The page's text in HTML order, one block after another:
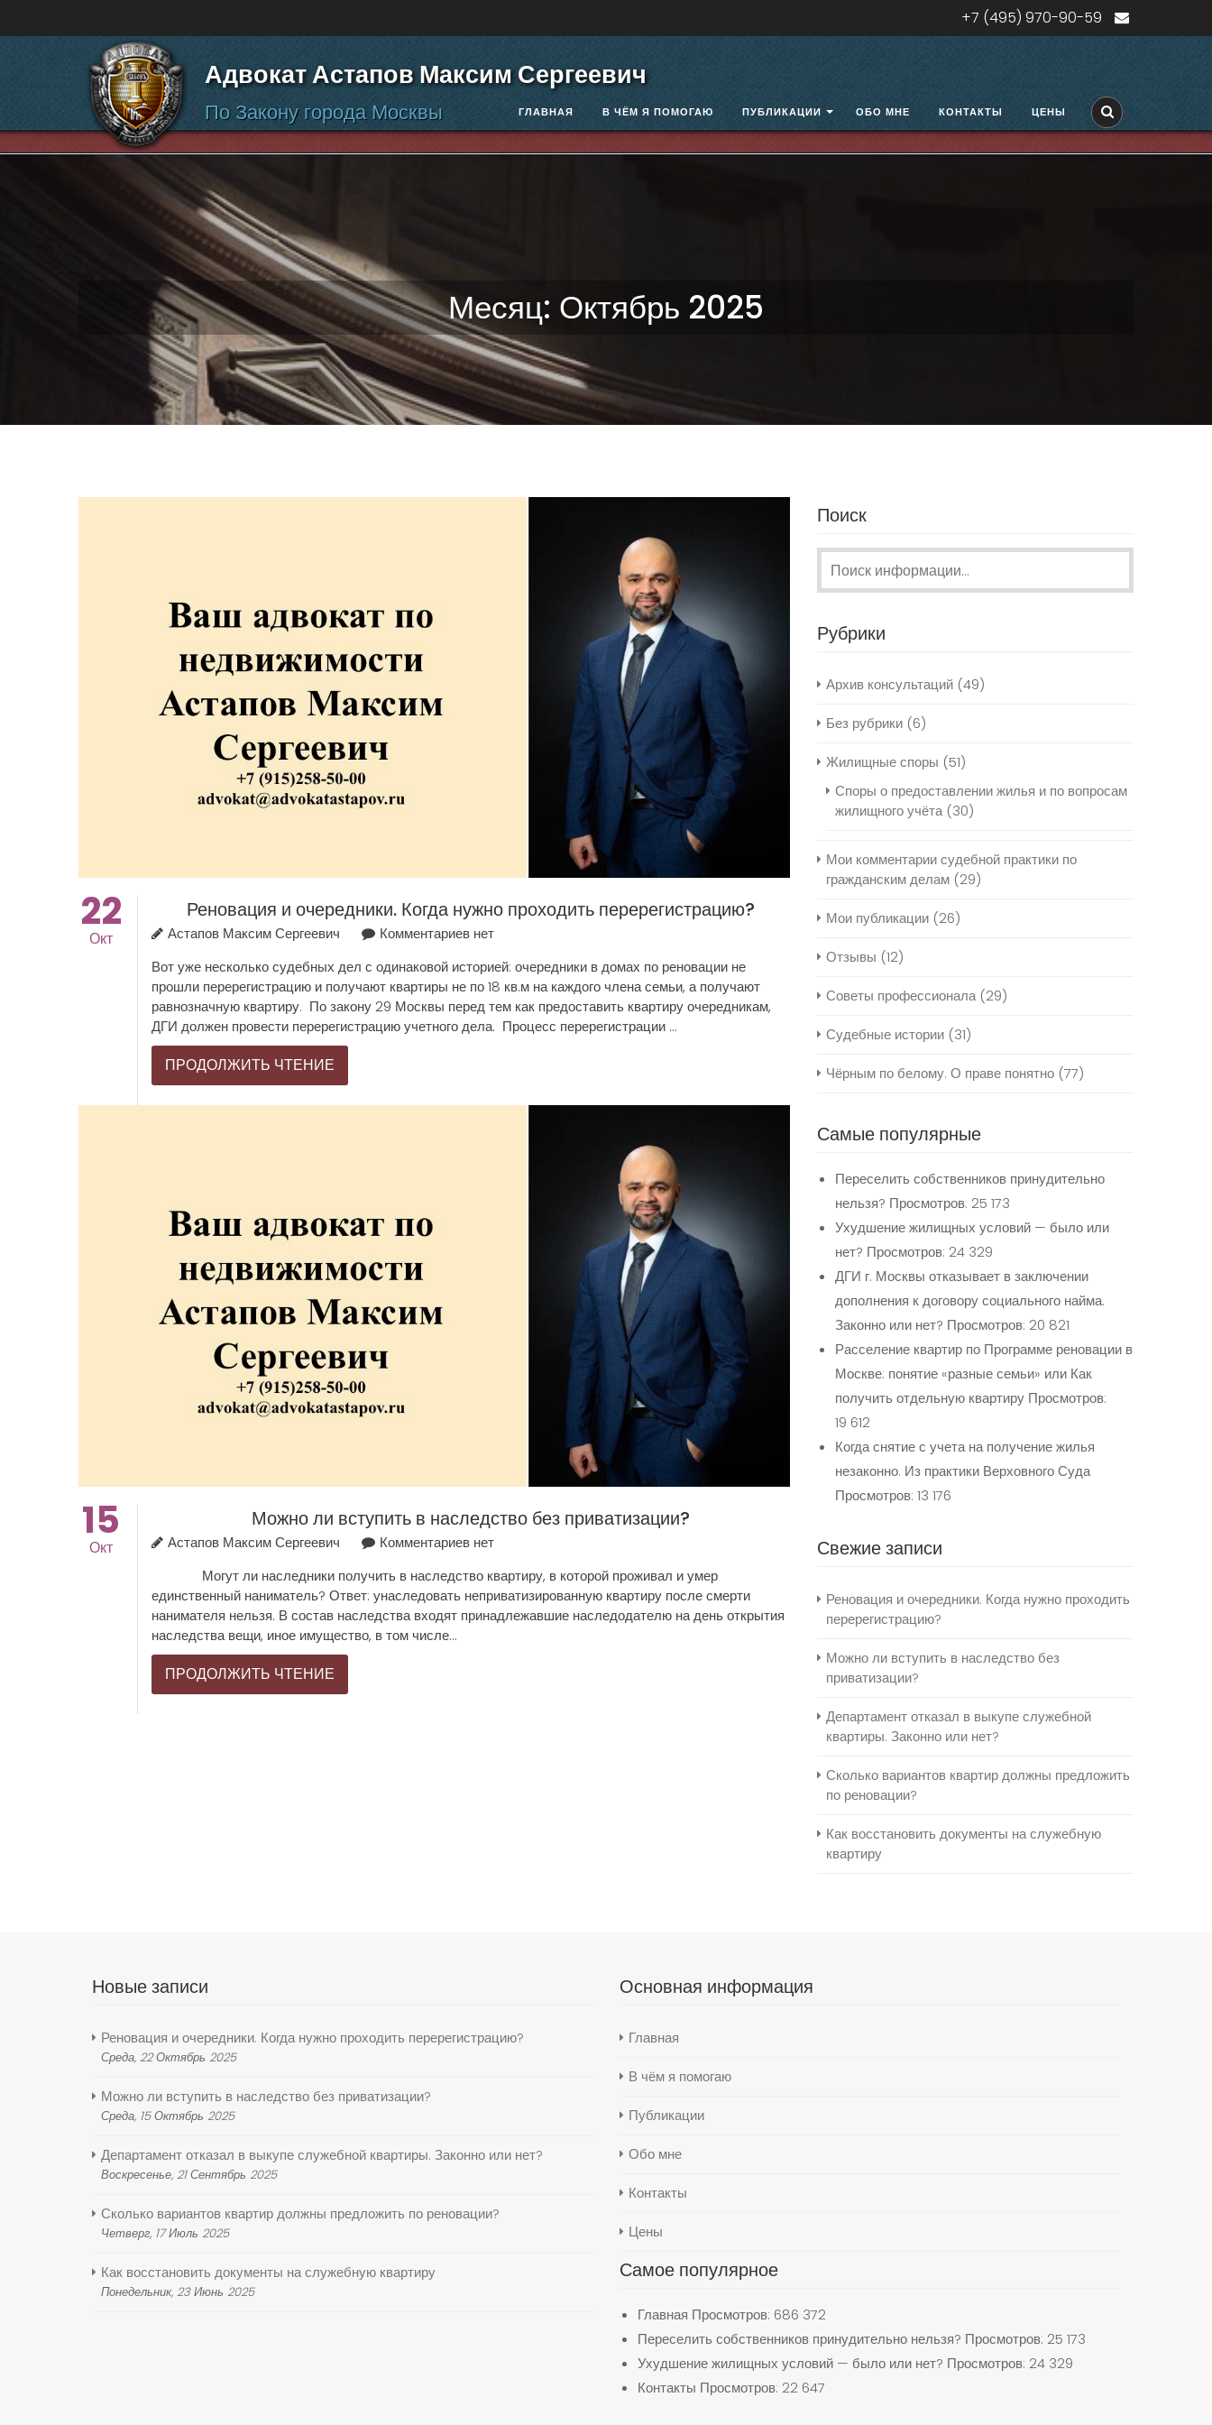
+7 (495) 970-90-59
Адвокат Астапов Максим Сергеевич
По Закону города Москвы ГЛАВНАЯ В ЧЁМ Я ПОМОГАЮ ПУБЛИКАЦИИ ОБО МНЕ КОНТАКТЫ ЦЕНЫ
Месяц: Октябрь 2025
22
Окт
Реновация и очередники. Когда нужно проходить перерегистрацию?
Астапов Максим Сергеевич
Комментариев нет
Вот уже несколько судебных дел с одинаковой историей: очередники в домах по реновации не
прошли перерегистрацию и получают квартиры не по 18 кв.м на каждого члена семьи, а получают
равнозначную квартиру. По закону 29 Москвы перед тем как предоставить квартиру очередникам,
ДГИ должен провести перерегистрацию учетного дела. Процесс перерегистрации ...
ПРОДОЛЖИТЬ ЧТЕНИЕ
15
Окт
Можно ли вступить в наследство без приватизации?
Астапов Максим Сергеевич
Комментариев нет
Могут ли наследники получить в наследство квартиру, в которой проживал и умер
единственный наниматель? Ответ: унаследовать неприватизированную квартиру после смерти
нанимателя нельзя. В состав наследства входят принадлежавшие наследодателю на день открытия
наследства вещи, иное имущество, в том числе...
ПРОДОЛЖИТЬ ЧТЕНИЕ
Поиск
Рубрики
Архив консультаций (49)
Без рубрики (6)
Жилищные споры (51)
Споры о предоставлении жилья и по вопросам
жилищного учёта(30)
Мои комментарии судебной практики по
гражданским делам (29)
Мои публикации (26)
Отзывы (12)
Советы профессионала(29)
Судебные истории (31)
Чёрным по белому. О праве понятно (77)
Самые популярные
Переселить собственников принудительно
нельзя? Просмотров: 25 173
Ухудшение жилищных условий — было или
нет? Просмотров: 24 329
ДГИ г. Москвы отказывает в заключении
дополнения к договору социального найма.
Законно или нет? Просмотров: 20 821
Расселение квартир по Программе реновации в
Москве: понятие «разные семьи» или Как
получить отдельную квартиру Просмотров:
19 612
Когда снятие с учета на получение жилья
незаконно. Из практики Верховного Суда
Просмотров: 13 176
Свежие записи
Реновация и очередники. Когда нужно проходить
перерегистрацию?
Можно ли вступить в наследство без
приватизации?
Департамент отказал в выкупе служебной
квартиры. Законно или нет?
Сколько вариантов квартир должны предложить
по реновации?
Как восстановить документы на служебную
квартиру
Новые записи
Реновация и очередники. Когда нужно проходить перерегистрацию?
Среда, 22 Октябрь 2025
Можно ли вступить в наследство без приватизации?
Среда, 15 Октябрь 2025
Департамент отказал в выкупе служебной квартиры. Законно или нет?
Воскресенье, 21 Сентябрь 2025
Сколько вариантов квартир должны предложить по реновации?
Четверг, 17 Июль 2025
Как восстановить документы на служебную квартиру
Понедельник, 23 Июнь 2025
Основная информация
Главная
В чём я помогаю
Публикации
Обо мне
Контакты
Цены
Самое популярное
Главная Просмотров: 686 372
Переселить собственников принудительно нельзя? Просмотров: 25 173
Ухудшение жилищных условий — было или нет? Просмотров: 24 329
Контакты Просмотров: 22 647